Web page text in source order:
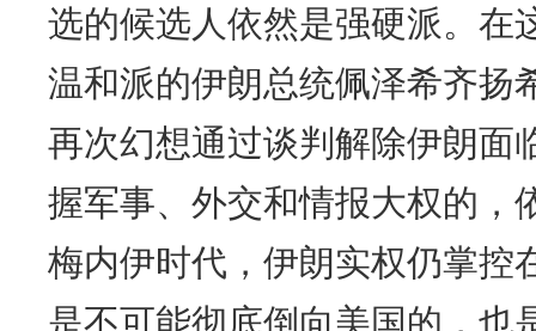
选的候选人依然是强硬派。在
温和派的伊朗总统佩泽希齐扬
再次幻想通过谈判解除伊朗面
握军事、外交和情报大权的，
梅内伊时代，伊朗实权仍掌控
是不可能彻底倒向美国的，也